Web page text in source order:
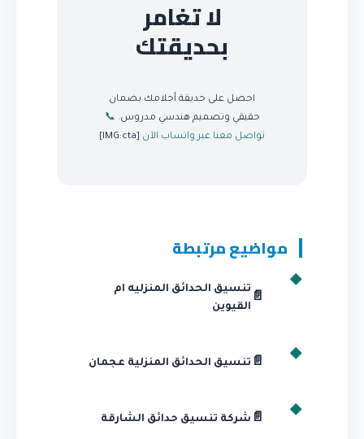
لا تغامر
بحديقتك
احصل على حديقة أحلامك بضمان
حقيقي وتصميم هندسي مدروس. 📞
تواصل معنا عبر واتساب الآن [IMG:cta]
مواضيع مرتبطة
📄
تنسيق الحدائق المنزليه ام
القيوين
📄 تنسيق الحدائق المنزلية عجمان
📄 شركة تنسيق حدائق الشارقة